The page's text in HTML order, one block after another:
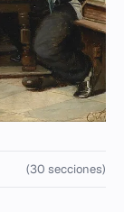
(30 secciones)